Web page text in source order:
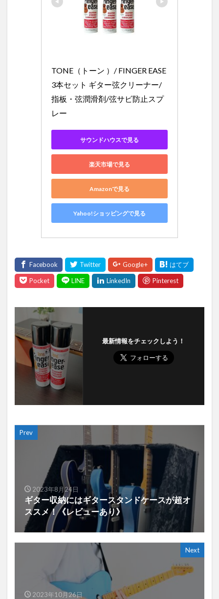
TONE（トーン ）/ FINGER EASE
3本セット ギター弦クリーナー/
指板・弦潤滑剤/弦サビ防止スプ
レー
サウンドハウスで見る
楽天市場で見る
Amazonで見る
Yahoo!ショッピングで見る
最新情報をチェックしよう！
Prev
2023年8月24日
ギター収納にはギタースタンドケースが超オ
ススメ！《レビューあり》
Next
2023年10月26日